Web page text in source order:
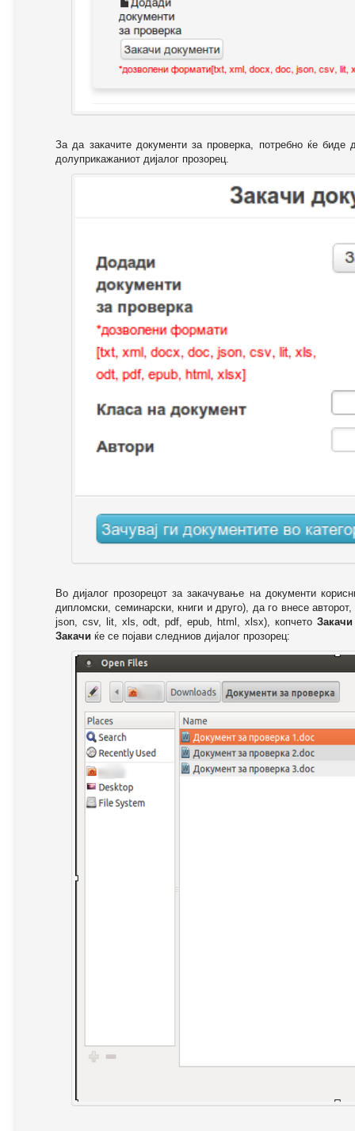
За да закачите документи за проверка, потребно ќе биде
долуприкажаниот дијалог прозорец.
Во дијалог прозорецот за закачување на документи
дипломски, семинарски, книги и друго), да го внесе
json, csv, lit, xls, odt, pdf, epub, html, xlsx), копчето Закачи
Закачи ќе се појави следниов дијалог прозорец: